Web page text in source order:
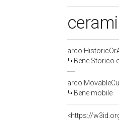
Bene Storico
Bene mobile
<https://